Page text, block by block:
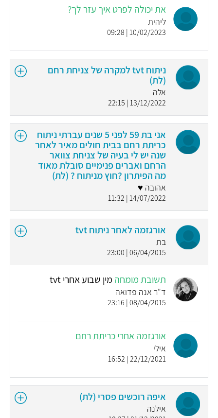
את יכולה לפרט איך עזר לך?
ליהית
10/02/2023 | 09:28
ניתוח tvt למקרה של צניחת רחם
(לת)
אלה
13/12/2022 | 22:15
אני בת 59 לפני 5 שנים עברתי ניתוח
כריתת רחם בבית חולים מאיר לאחר
שנה יש לי בעיה של צניחת צוואר
הרחם ואברים פנימיים סובלת מאוד
מה הפיתרון ?חוץ מניתוח ? (לת)
אהובה ♥️
14/07/2022 | 11:32
אורגזמה לאחר ניתוח tvt
בת
06/04/2015 | 23:00
תשובת מומחה מין שבוע אחרי tvt
ד"ר אנה פדואה
08/04/2015 | 23:16
אורגזמה אחרי כריתת רחם
אילי
22/12/2021 | 16:52
איפה רוכשים פסרי (לת)
אילנה